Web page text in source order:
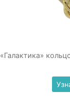
«Галактика»